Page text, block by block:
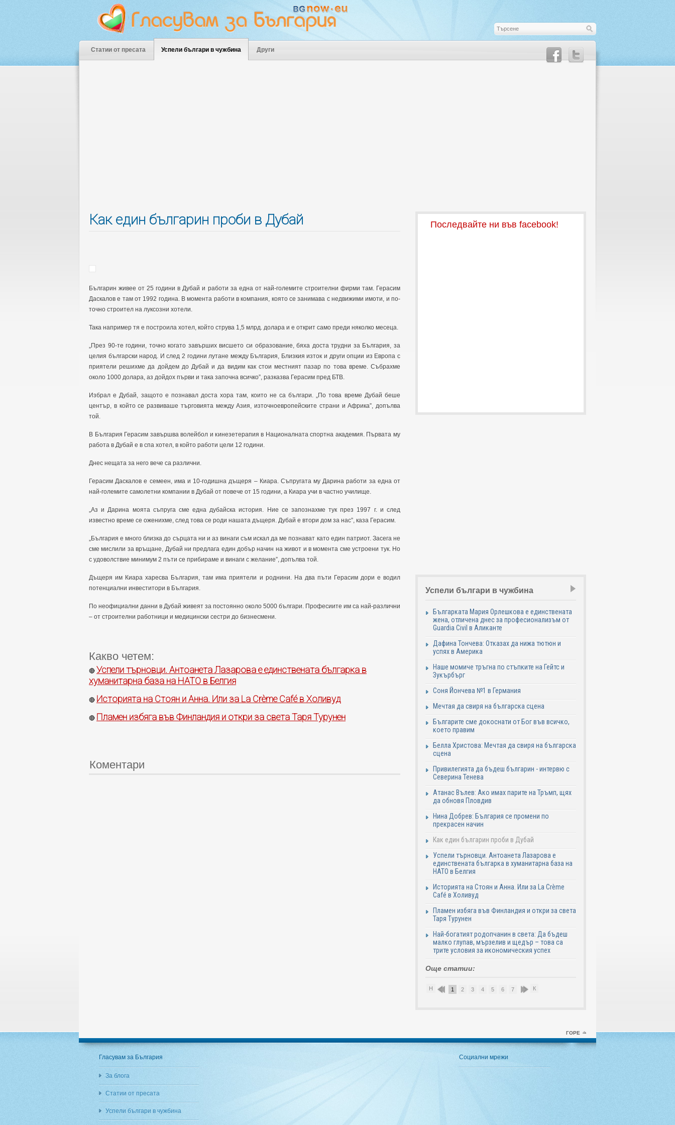
Статии от пресата Успели българи в чужбина Други
Как един българин проби в Дубай
Българин живее от 25 години в Дубай и работи за една от най-големите строителни фирми там. Герасим
Даскалов е там от 1992 година. В момента работи в компания, която се занимава с недвижими имоти, и по-
точно строител на луксозни хотели.
Така например тя е построила хотел, който струва 1,5 млрд. долара и е открит само преди няколко месеца.
„През 90-те години, точно когато завърших висшето си образование, бяха доста трудни за България, за
целия български народ. И след 2 години лутане между България, Близкия изток и други опции из Европа с
приятели решихме да дойдем до Дубай и да видим как стои местният пазар по това време. Събрахме
около 1000 долара, аз дойдох първи и така започна всичко”, разказва Герасим пред БТВ.
Избрал е Дубай, защото е познавал доста хора там, които не са българи. „По това време Дубай беше
център, в който се развиваше търговията между Азия, източноевропейските страни и Африка”, допълва
той.
В България Герасим завършва волейбол и кинезетерапия в Националната спортна академия. Първата му
работа в Дубай е в спа хотел, в който работи цели 12 години.
Днес нещата за него вече са различни.
Герасим Даскалов е семеен, има и 10-годишна дъщеря – Киара. Съпругата му Дарина работи за една от
най-големите самолетни компании в Дубай от повече от 15 години, а Киара учи в частно училище.
„Аз и Дарина моята съпруга сме една дубайска история. Ние се запознахме тук през 1997 г. и след
известно време се оженихме, след това се роди нашата дъщеря. Дубай е втори дом за нас”, каза Герасим.
„България е много близка до сърцата ни и аз винаги съм искал да ме познават като един патриот. Засега не
сме мислили за връщане, Дубай ни предлага един добър начин на живот и в момента сме устроени тук. Но
с удоволствие минимум 2 пъти се прибираме и винаги с желание”, допълва той.
Дъщеря им Киара харесва България, там има приятели и роднини. На два пъти Герасим дори е водил
потенциални инвеститори в България.
По неофициални данни в Дубай живеят за постоянно около 5000 българи. Професиите им са най-различни
– от строителни работници и медицински сестри до бизнесмени.
Какво четем:
🔴 Успели търновци. Антоанета Лазарова е единствената българка в
хуманитарна база на НАТО в Белгия
🔴 Историята на Стоян и Анна. Или за La Crème Café в Холивуд
🔴 Пламен избяга във Финландия и откри за света Таря Турунен
Коментари
Последвайте ни във facebook!
Успели българи в чужбина
Българката Мария Орлешкова е единствената
жена, отличена днес за професионализъм от
Guardia Civil в Аликанте
Дафина Тончева: Отказах да нижа тютюн и
успях в Америка
Наше момиче тръгна по стъпките на Гейтс и
Зукърбърг
Соня Йончева №1 в Германия
Мечтая да свиря на българска сцена
Българите сме докоснати от Бог във всичко,
което правим
Белла Христова: Мечтая да свиря на българска
сцена
Привилегията да бъдеш българин - интервю с
Северина Тенева
Атанас Вълев: Ако имах парите на Тръмп, щях
да обновя Пловдив
Нина Добрев: България се промени по
прекрасен начин
Как един българин проби в Дубай
Успели търновци. Антоанета Лазарова е
единствената българка в хуманитарна база на
НАТО в Белгия
Историята на Стоян и Анна. Или за La Crème
Café в Холивуд
Пламен избяга във Финландия и откри за света
Таря Турунен
Най-богатият родопчанин в света: Да бъдеш
малко глупав, мързелив и щедър – това са
трите условия за икономическия успех
Още статии:
Н 1 2 3 4 5 6 7 8 9К
ГОРЕ
Гласувам за България
За блога
Статии от пресата
Успели българи в чужбина
Социални мрежи